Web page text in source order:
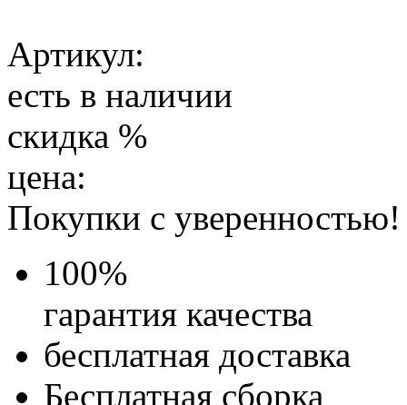
Артикул:
есть в наличии
скидка %
цена:
Покупки с уверенностью!
100%
гарантия качества
бесплатная доставка
Бесплатная сборка